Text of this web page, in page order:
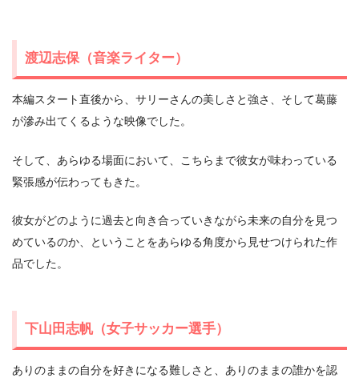
渡辺志保（音楽ライター）
本編スタート直後から、サリーさんの美しさと強さ、そして葛藤
が滲み出てくるような映像でした。
そして、あらゆる場面において、こちらまで彼女が味わっている
緊張感が伝わってもきた。
彼女がどのように過去と向き合っていきながら未来の自分を見つ
めているのか、ということをあらゆる角度から見せつけられた作
品でした。
下山田志帆（女子サッカー選手）
ありのままの自分を好きになる難しさと、ありのままの誰かを認